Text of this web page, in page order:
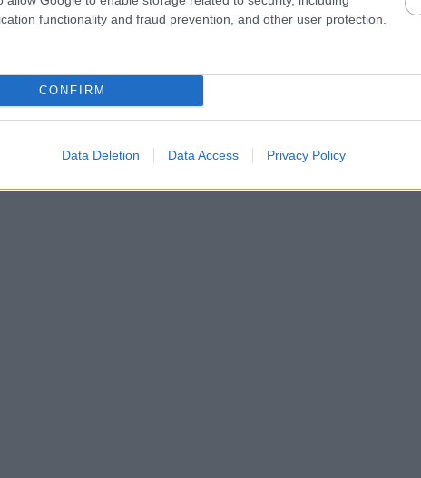
functionality and fraud prevention, and other user protection.
CONFIRM
Data Deletion Data Access Privacy Policy